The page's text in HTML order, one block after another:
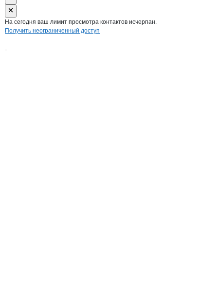
На сегодня ваш лимит просмотра контактов исчерпан.
Получить неограниченный доступ